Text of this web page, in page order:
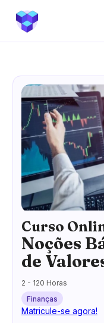
Curso
Noções
de
2 - 120 Horas
Finanças
Matricule-se agora!